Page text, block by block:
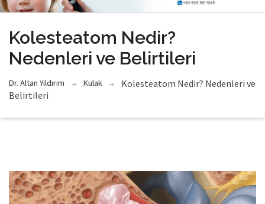
Kolesteatom Nedir?
Nedenleri ve Belirtileri
Dr. Altan Yıldırım Kulak
Kolesteatom Nedir? Nedenleri ve
Belirtileri